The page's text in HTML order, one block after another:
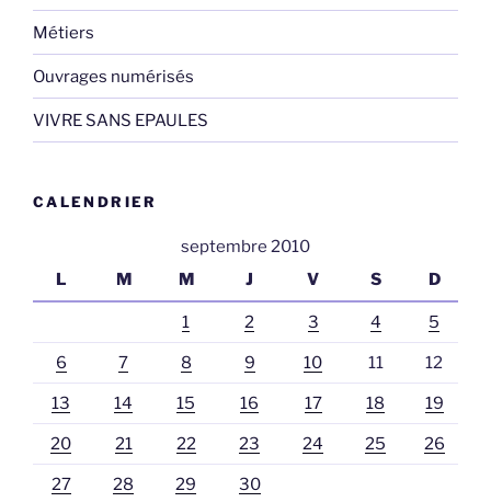
Métiers
Ouvrages numérisés
VIVRE SANS EPAULES
CALENDRIER
septembre 2010
L
M M J V S D
1 2 3 4 5
6 7 8 9 10 11 12
13 14 15 16 17 18 19
20 21 22 23 24 25 26
27 28 29 30